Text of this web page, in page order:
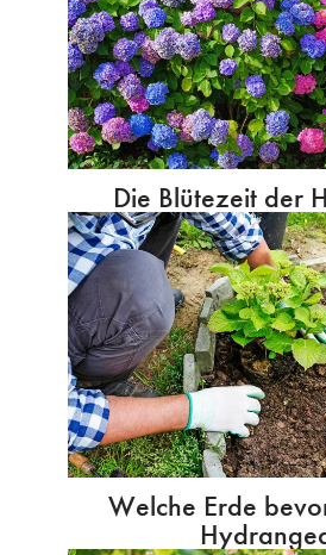
Die Blütezeit der
Welche Erde